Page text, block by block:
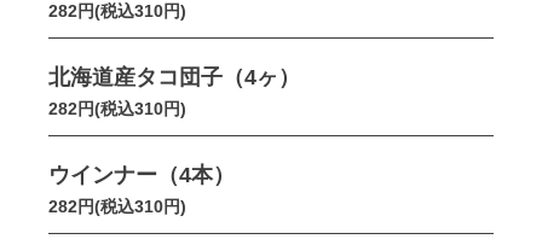
282円(税込310円)
北海道産タコ団子（4ヶ）
282円(税込310円)
ウインナー（4本）
282円(税込310円)